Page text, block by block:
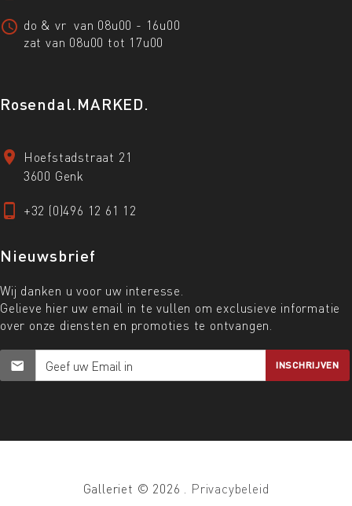
do & vr van 08u00 - 16u00
zat van 08u00 tot 17u00
Rosendal.MARKED.
Hoefstadstraat 21
3600 Genk
+32 (0)496 12 61 12
Nieuwsbrief
Wij danken u voor uw interesse.
Gelieve hier uw email in te vullen om exclusieve informatie
over onze diensten en promoties te ontvangen.
INSCHRIJVEN
Galleriet © 2026 . Privacybeleid